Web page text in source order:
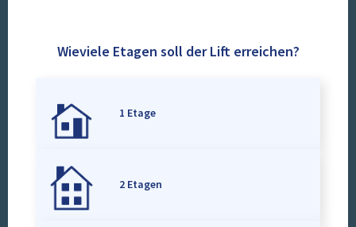
Wieviele Etagen soll der Lift erreichen?
1 Etage
2 Etagen